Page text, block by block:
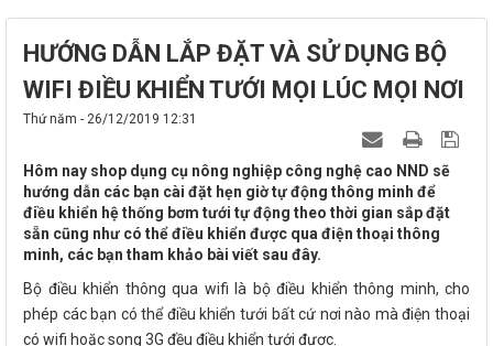
HƯỚNG DẪN LẮP ĐẶT VÀ SỬ DỤNG BỘ
WIFI ĐIỀU KHIỂN TƯỚI MỌI LÚC MỌI NƠI
Thứ năm - 26/12/2019 12:31
Hôm nay shop dụng cụ nông nghiệp công nghệ cao NND sẽ
hướng dẫn các bạn cài đặt hẹn giờ tự động thông minh để
điều khiển hệ thống bơm tưới tự động theo thời gian sắp đặt
sẵn cũng như có thể điều khiển được qua điện thoại thông
minh, các bạn tham khảo bài viết sau đây.
Bộ điều khiển thông qua wifi là bộ điều khiển thông minh, cho
phép các bạn có thể điều khiển tưới bất cứ nơi nào mà điện thoại
có wifi hoặc song 3G đều điều khiển tưới được.